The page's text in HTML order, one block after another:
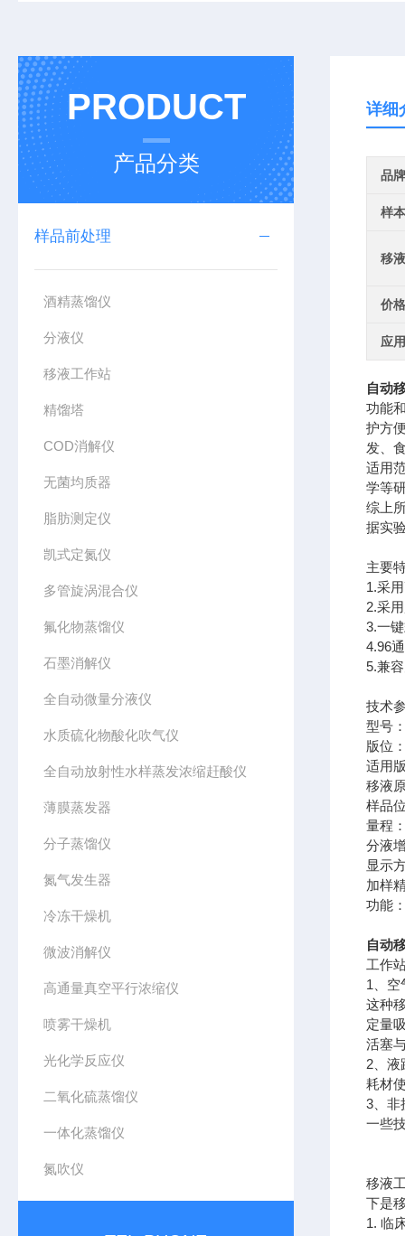
PRODUCT
产品分类
样品前处理
酒精蒸馏仪
分液仪
移液工作站
精馏塔
COD消解仪
无菌均质器
脂肪测定仪
凯式定氮仪
多管旋涡混合仪
氟化物蒸馏仪
石墨消解仪
全自动微量分液仪
水质硫化物酸化吹气仪
全自动放射性水样蒸发浓缩赶酸仪
薄膜蒸发器
分子蒸馏仪
氮气发生器
冷冻干燥机
微波消解仪
高通量真空平行浓缩仪
喷雾干燥机
光化学反应仪
二氧化硫蒸馏仪
一体化蒸馏仪
氮吹仪
详细
品牌
样
移
价
应
自动
功能
护方
发、
适用
学等
综上
据实
主要
1.采
2.采
3.一
4.96
5.兼
技术
型号
版位
适用
移液
样品
量程
分液
显示
加样
功能
自动
工作
1、空
这种
定量
活塞
2、液
耗材
3、非
一些
移液
下是
1. 临